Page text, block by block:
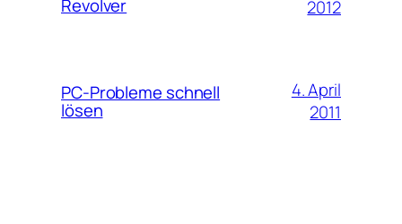
Revolver
2012
PC-Probleme schnell
lösen
4. April
2011